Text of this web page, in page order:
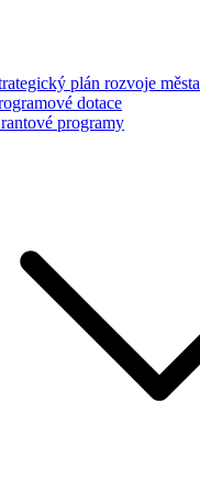
plán rozvoje města
dotace
programy